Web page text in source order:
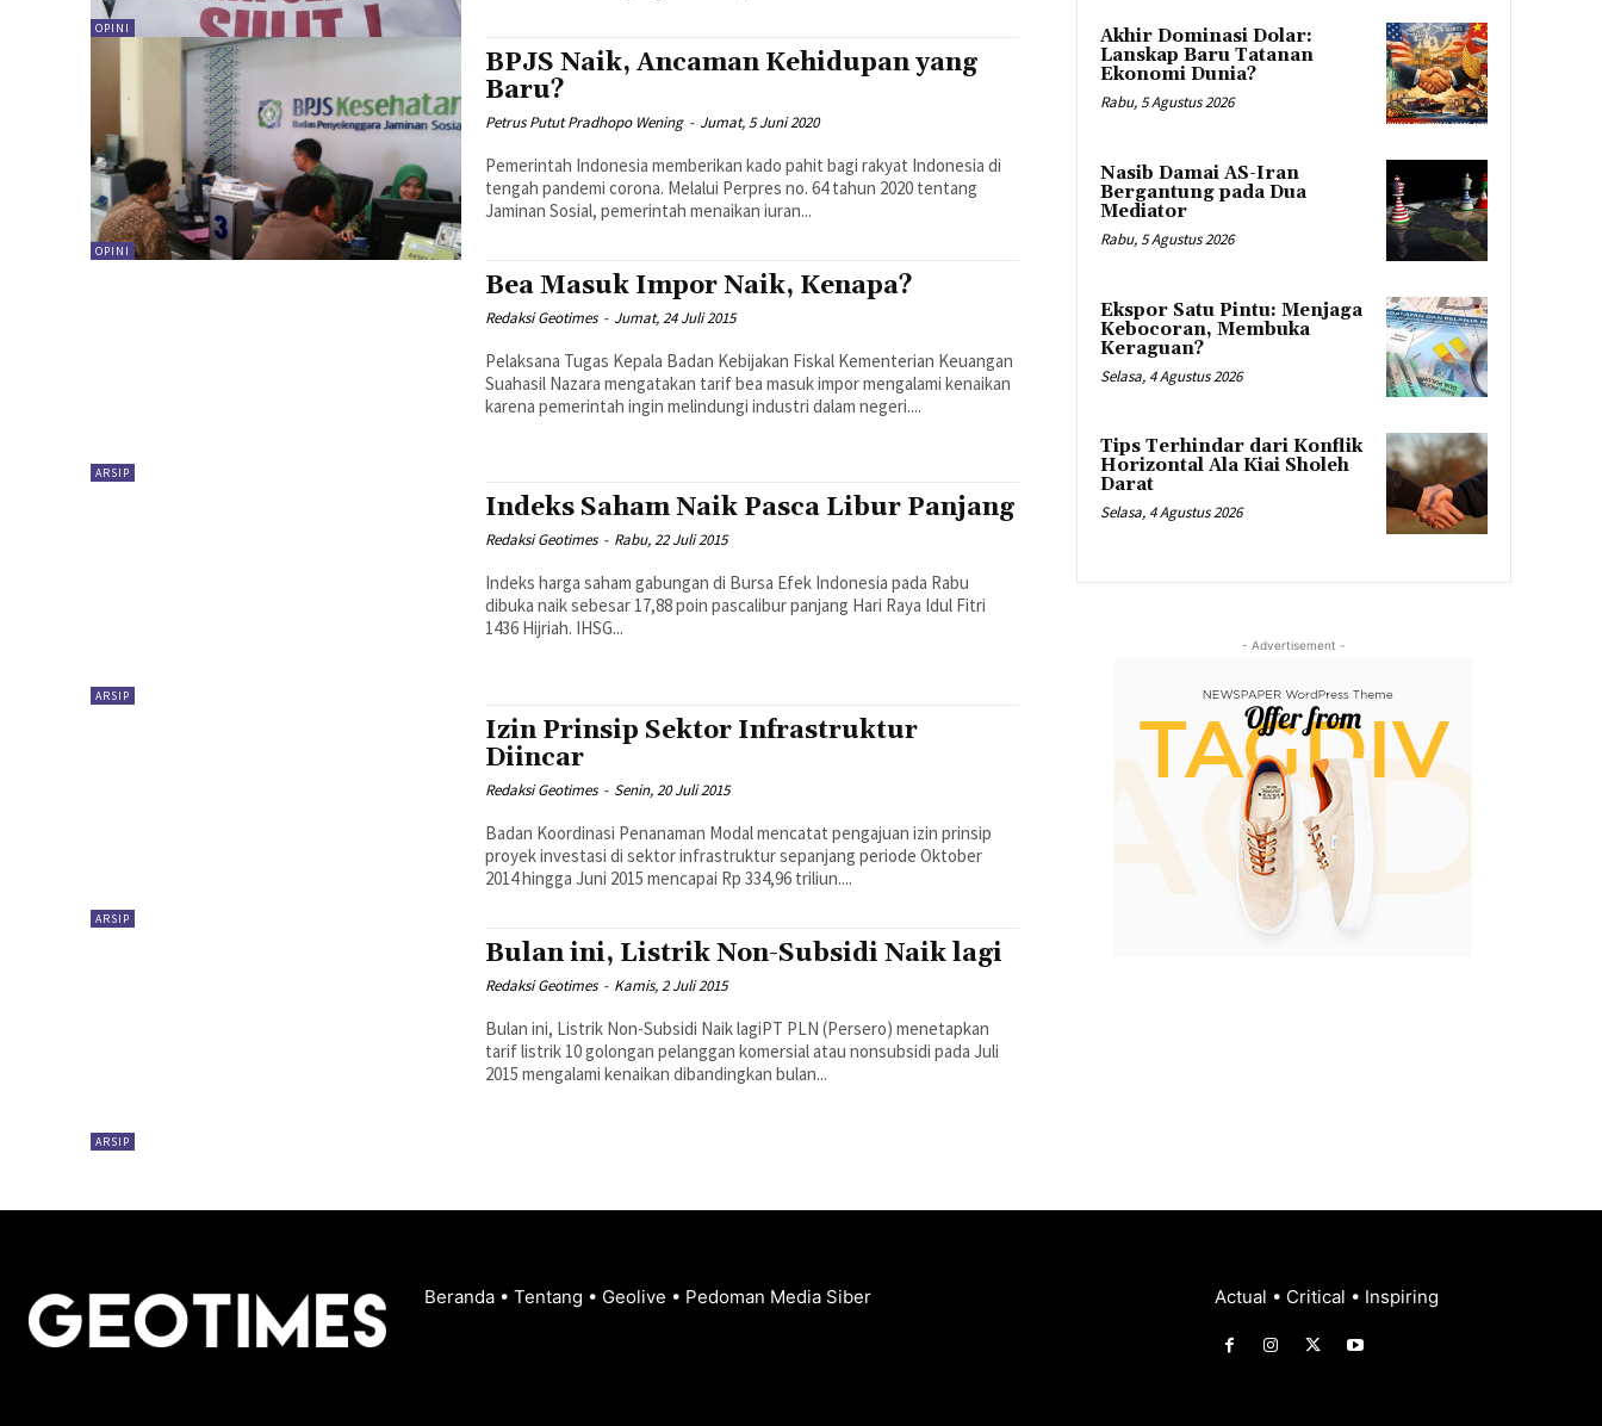
OPINI
OPINI
BPJS Naik, Ancaman Kehidupan yang
Baru?
Petrus Putut Pradhopo Wening - Jumat, 5 Juni 2020
Pemerintah Indonesia memberikan kado pahit bagi rakyat Indonesia di
tengah pandemi corona. Melalui Perpres no. 64 tahun 2020 tentang
Jaminan Sosial, pemerintah menaikan iuran...
ARSIP
Bea Masuk Impor Naik, Kenapa?
Redaksi Geotimes - Jumat, 24 Juli 2015
Pelaksana Tugas Kepala Badan Kebijakan Fiskal Kementerian Keuangan
Suahasil Nazara mengatakan tarif bea masuk impor mengalami kenaikan
karena pemerintah ingin melindungi industri dalam negeri....
ARSIP
Indeks Saham Naik Pasca Libur Panjang
Redaksi Geotimes - Rabu, 22 Juli 2015
Indeks harga saham gabungan di Bursa Efek Indonesia pada Rabu
dibuka naik sebesar 17,88 poin pascalibur panjang Hari Raya Idul Fitri
1436 Hijriah. IHSG...
ARSIP
Izin Prinsip Sektor Infrastruktur
Diincar
Redaksi Geotimes - Senin, 20 Juli 2015
Badan Koordinasi Penanaman Modal mencatat pengajuan izin prinsip
proyek investasi di sektor infrastruktur sepanjang periode Oktober
2014 hingga Juni 2015 mencapai Rp 334,96 triliun....
ARSIP
Bulan ini, Listrik Non-Subsidi Naik lagi
Redaksi Geotimes - Kamis, 2 Juli 2015
Bulan ini, Listrik Non-Subsidi Naik lagiPT PLN (Persero) menetapkan
tarif listrik 10 golongan pelanggan komersial atau nonsubsidi pada Juli
2015 mengalami kenaikan dibandingkan bulan...
Akhir Dominasi Dolar:
Lanskap Baru Tatanan
Ekonomi Dunia?
Rabu, 5 Agustus 2026
Nasib Damai AS-Iran
Bergantung pada Dua
Mediator
Rabu, 5 Agustus 2026
Ekspor Satu Pintu: Menjaga
Kebocoran, Membuka
Keraguan?
Selasa, 4 Agustus 2026
Tips Terhindar dari Konflik
Horizontal Ala Kiai Sholeh
Darat
Selasa, 4 Agustus 2026
- Advertisement -
Beranda • Tentang • Geolive • Pedoman Media Siber Actual • Critical • Inspiring